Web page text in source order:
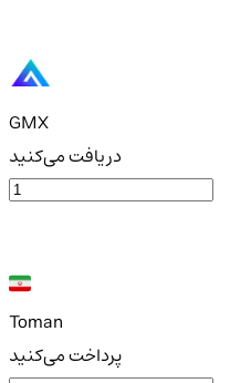
GMX
دریافت می‌کنید
Toman
پرداخت می‌کنید